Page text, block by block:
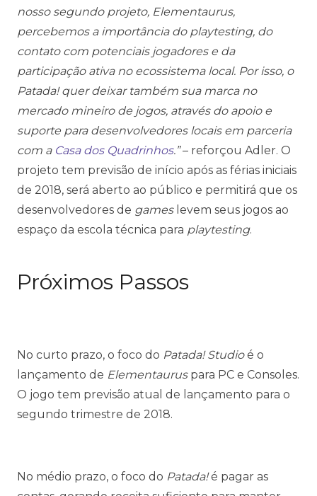
nosso segundo projeto, Elementaurus,
percebemos a importância do playtesting, do
contato com potenciais jogadores e da
participação ativa no ecossistema local. Por isso, o
Patada! quer deixar também sua marca no
mercado mineiro de jogos, através do apoio e
suporte para desenvolvedores locais em parceria
com a Casa dos Quadrinhos.”– reforçou Adler. O
projeto tem previsão de início após as férias iniciais
de 2018, será aberto ao público e permitirá que os
desenvolvedores de gameslevem seus jogos ao
espaço da escola técnica para playtesting.
Próximos Passos
No curto prazo, o foco do Patada! Studioé o
lançamento de Elementauruspara PC e Consoles.
O jogo tem previsão atual de lançamento para o
segundo trimestre de 2018.
No médio prazo, o foco do Patada!é pagar as